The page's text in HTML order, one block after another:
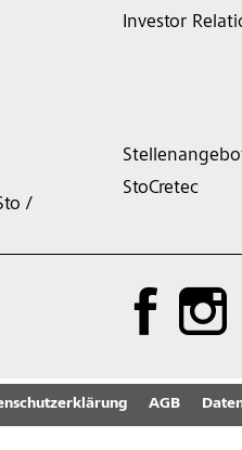
Investor
/
StoCretec
AGB